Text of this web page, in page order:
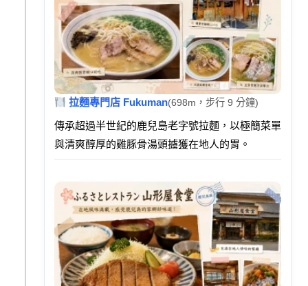
拉麵專門店 Fukuman(698m，步行 9 分鐘)
傳承超過半世紀的鹿兒島老字號拉麵，以極簡菜單
與清爽醇厚的雞豚骨湯頭擄獲在地人的胃。